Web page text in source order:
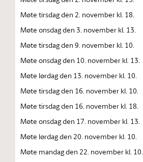
Møte tirsdag den 2. november kl. 18.
Møte onsdag den 3. november kl. 13.
Møte tirsdag den 9. november kl. 10.
Møte onsdag den 10. november kl. 13.
Møte lørdag den 13. november kl. 10.
Møte tirsdag den 16. november kl. 10.
Møte tirsdag den 16. november kl. 18.
Møte onsdag den 17. november kl. 13.
Møte lørdag den 20. november kl. 10.
Møte mandag den 22. november kl. 10.